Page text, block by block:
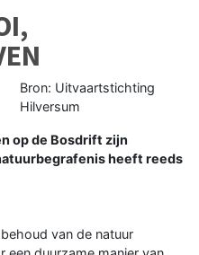
Bron: Uitvaartstichting
Hilversum
op de Bosdrift zijn
heeft reeds
van de natuur